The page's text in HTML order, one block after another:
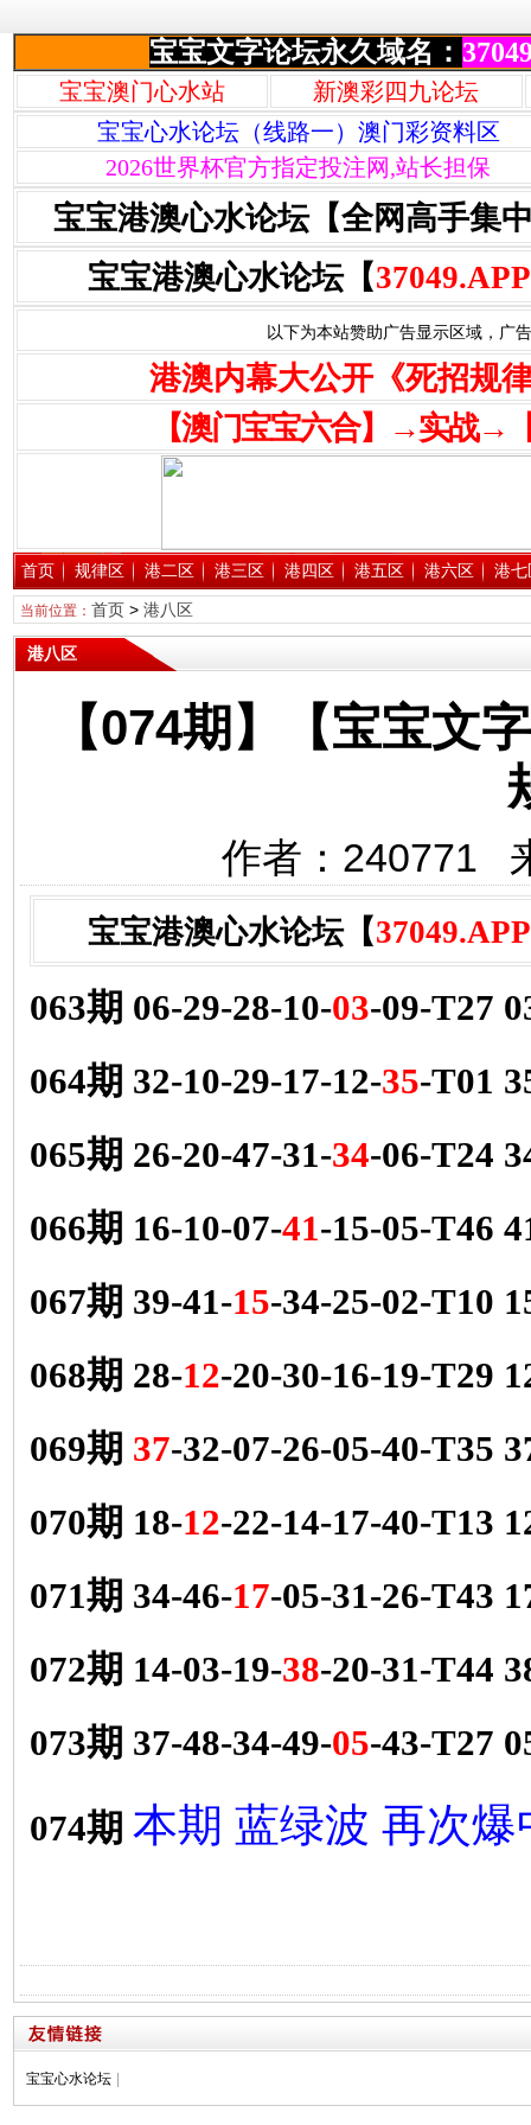
宝宝文字论坛永久域名：
宝宝澳门心水站
新澳彩四九论坛
宝宝心水论坛（线路一）澳门彩资料区
2026世界杯官方指定投注网,站长担保
宝宝港澳心水论坛【全网高手集
宝宝港澳心水论坛【37049.APP
以下为本站赞助广告显示区域，广
港澳内幕大公开《死招规
【澳门宝宝六合】→实战→
首页 规律区 港二区 港三区 港四区 港五区 港六区 港七
当前位置： 首页> 港八区
港八区
【074期】【宝宝文
作者：240771
宝宝港澳心水论坛【37049.APP
063期 06-29-28-10-03-09-T27
064期 32-10-29-17-12-35-T01
065期 26-20-47-31-34-06-T24
066期 16-10-07-41-15-05-T46
067期 39-41-15-34-25-02-T10
068期 28-12-20-30-16-19-T29
069期 37-32-07-26-05-40-T35
070期 18-12-22-14-17-40-T13
071期 34-46-17-05-31-26-T43
072期 14-03-19-38-20-31-T44
073期 37-48-34-49-05-43-T27
074期 本期 蓝绿波 再次爆
宝宝心水论坛